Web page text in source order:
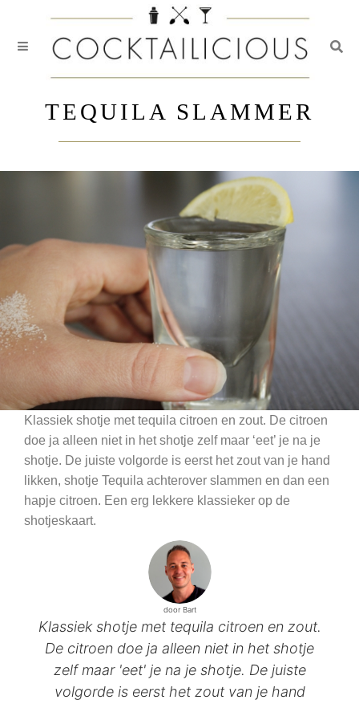
TEQUILA SLAMMER
door Bart
Klassiek shotje met tequila citroen en zout.
De citroen doe ja alleen niet in het shotje
zelf maar 'eet' je na je shotje. De juiste
volgorde is eerst het zout van je hand
Klassiek shotje met tequila citroen en zout. De citroen
doe ja alleen niet in het shotje zelf maar ‘eet’ je na je
shotje. De juiste volgorde is eerst het zout van je hand
likken, shotje Tequila achterover slammen en dan een
hapje citroen. Een erg lekkere klassieker op de
shotjeskaart.